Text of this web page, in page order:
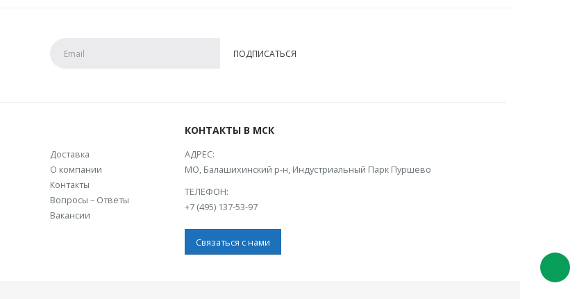
Доставка
О компании
Контакты
Вопросы – Ответы
Вакансии
КОНТАКТЫ В МСК
АДРЕС:
МО, Балашихинский р-н, Индустриальный Парк Пуршево
ТЕЛЕФОН:
+7 (495) 137-53-97
Связаться с нами